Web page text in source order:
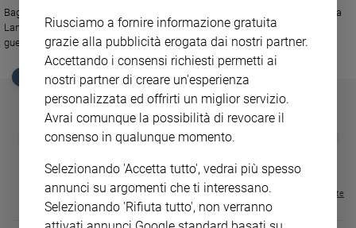
valore
Caso
della
settimana
Migranti
Diversità
inclusione
Cultura
spettacoli
Bagnasco chiede iniziative diplomatiche e al Governo di non lasciare sola
Lampedusa. I vescovi Usa scrivono ad Obama. Per quelli del Maghreb la
guerra ritenuta una crociata.
EDICOLA SAN PAOLO
GBABY
37%
FAMIGLIA CRISTIANA
Visualizza tutte le riviste
Riusciamo a fornire informazione gratuita
grazie alla pubblicità erogata dai nostri partner.
Accettando i consensi richiesti permetti ai
nostri partner di creare un'esperienza
personalizzata ed offrirti un miglior servizio.
Avrai comunque la possibilità di revocare il
consenso in qualunque momento.
Selezionando 'Accetta tutto', vedrai più spesso
annunci su argomenti che ti interessano.
Selezionando 'Rifiuta tutto', non verranno